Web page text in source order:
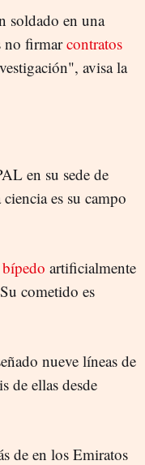
soldado en una
no firmarcontratos
avisa la
en su sede de
es su campo
bípedo artificialmente
cometido es
nueve líneas de
de ellas desde
de en los Emiratos